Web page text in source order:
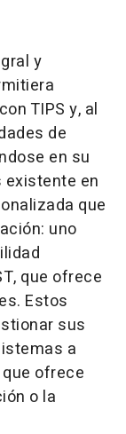
y
TIPS y, al
de
en su
en
que
uno
que ofrece
Estos
sus
a
ofrece
o la